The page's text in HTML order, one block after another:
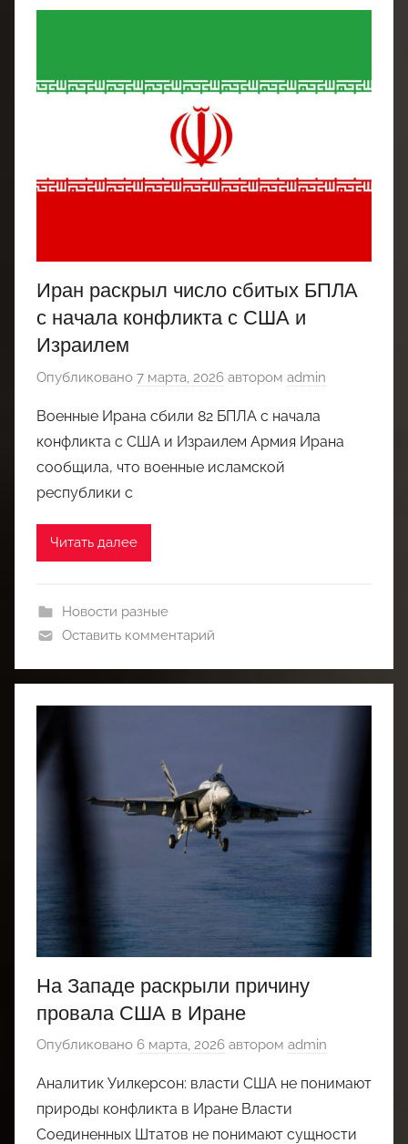
Иран раскрыл число сбитых БПЛА
с начала конфликта с США и
Израилем
Опубликовано 7 марта, 2026 автором admin
Военные Ирана сбили 82 БПЛА с начала
конфликта с США и Израилем Армия Ирана
сообщила, что военные исламской
республики с
Читать далее
Новости разные
Оставить комментарий
На Западе раскрыли причину
провала США в Иране
Опубликовано 6 марта, 2026 автором admin
Аналитик Уилкерсон: власти США не понимают
природы конфликта в Иране Власти
Соединенных Штатов не понимают сущности